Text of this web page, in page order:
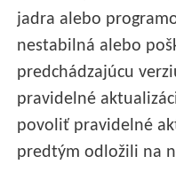
jadra alebo
nestabilná alebo
predchádzajúcu
pravidelné
povoliť pravidelné
predtým odložili na